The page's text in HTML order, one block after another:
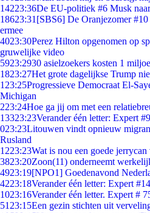
14223:36De EU-politiek #6 Musk
18623:31 [SBS6] De Oranjezomer
ermee
4023:30Perez Hilton opgenomen op
gruwelijke video
5923:2930 asielzoekers kosten 1
1823:27Het grote dagelijkse Trump
1 23:25Progressieve Democraat El-
Michigan
223:24Hoe ga jij om met een
13323:23Verander één letter: Expert
023:23Litouwen vindt opnieuw
Rusland
1223:23Wat is nou een goede
3823:20Zoon(11) onderneemt
4923:19[NPO1] Goedenavond
4223:18Verander één letter: Expert
1023:16Verander één letter. Expert #
51 23:15Een gezin stichten uit